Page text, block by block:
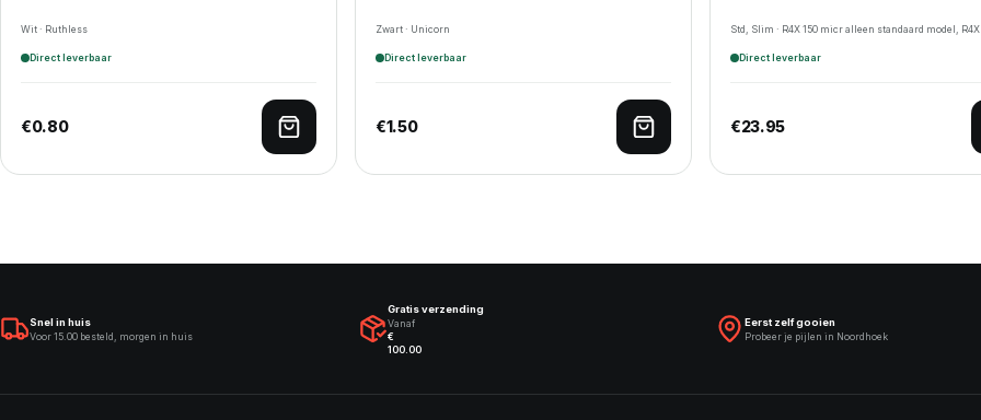
Wit · Ruthless
Direct leverbaar
€0.80 Toevoegen aan winkelwagen
Zwart · Unicorn
Direct leverbaar
€1.50 Toevoegen aan winkelwagen
Std, Slim · R4X 150 micr alleen standaard model, R4X
Direct leverbaar
€23.95
Snel in huis
Voor 15.00 besteld, morgen in huis
Gratis verzending
Vanaf
€
100.00
Eerst zelf gooien
Probeer je pijlen in Noordhoek